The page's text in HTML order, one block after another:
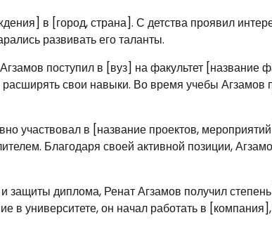
в [город, страна]. С детства проявил
развивать его таланты.
поступил в [вуз] на факультет [название
свои навыки. Во время учебы Агзамов
участвовал в [название проектов,
Благодаря своей активной позиции,
защиты диплома, Ренат Агзамов получил
в университете, он начал работать в